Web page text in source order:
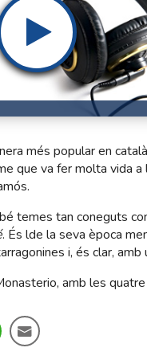
més popular en
que va fer molta vida
temes tan coneguts
. És lde la seva època
i, és clar,
amb les